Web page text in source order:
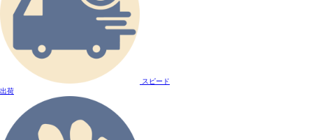
スピード
出荷